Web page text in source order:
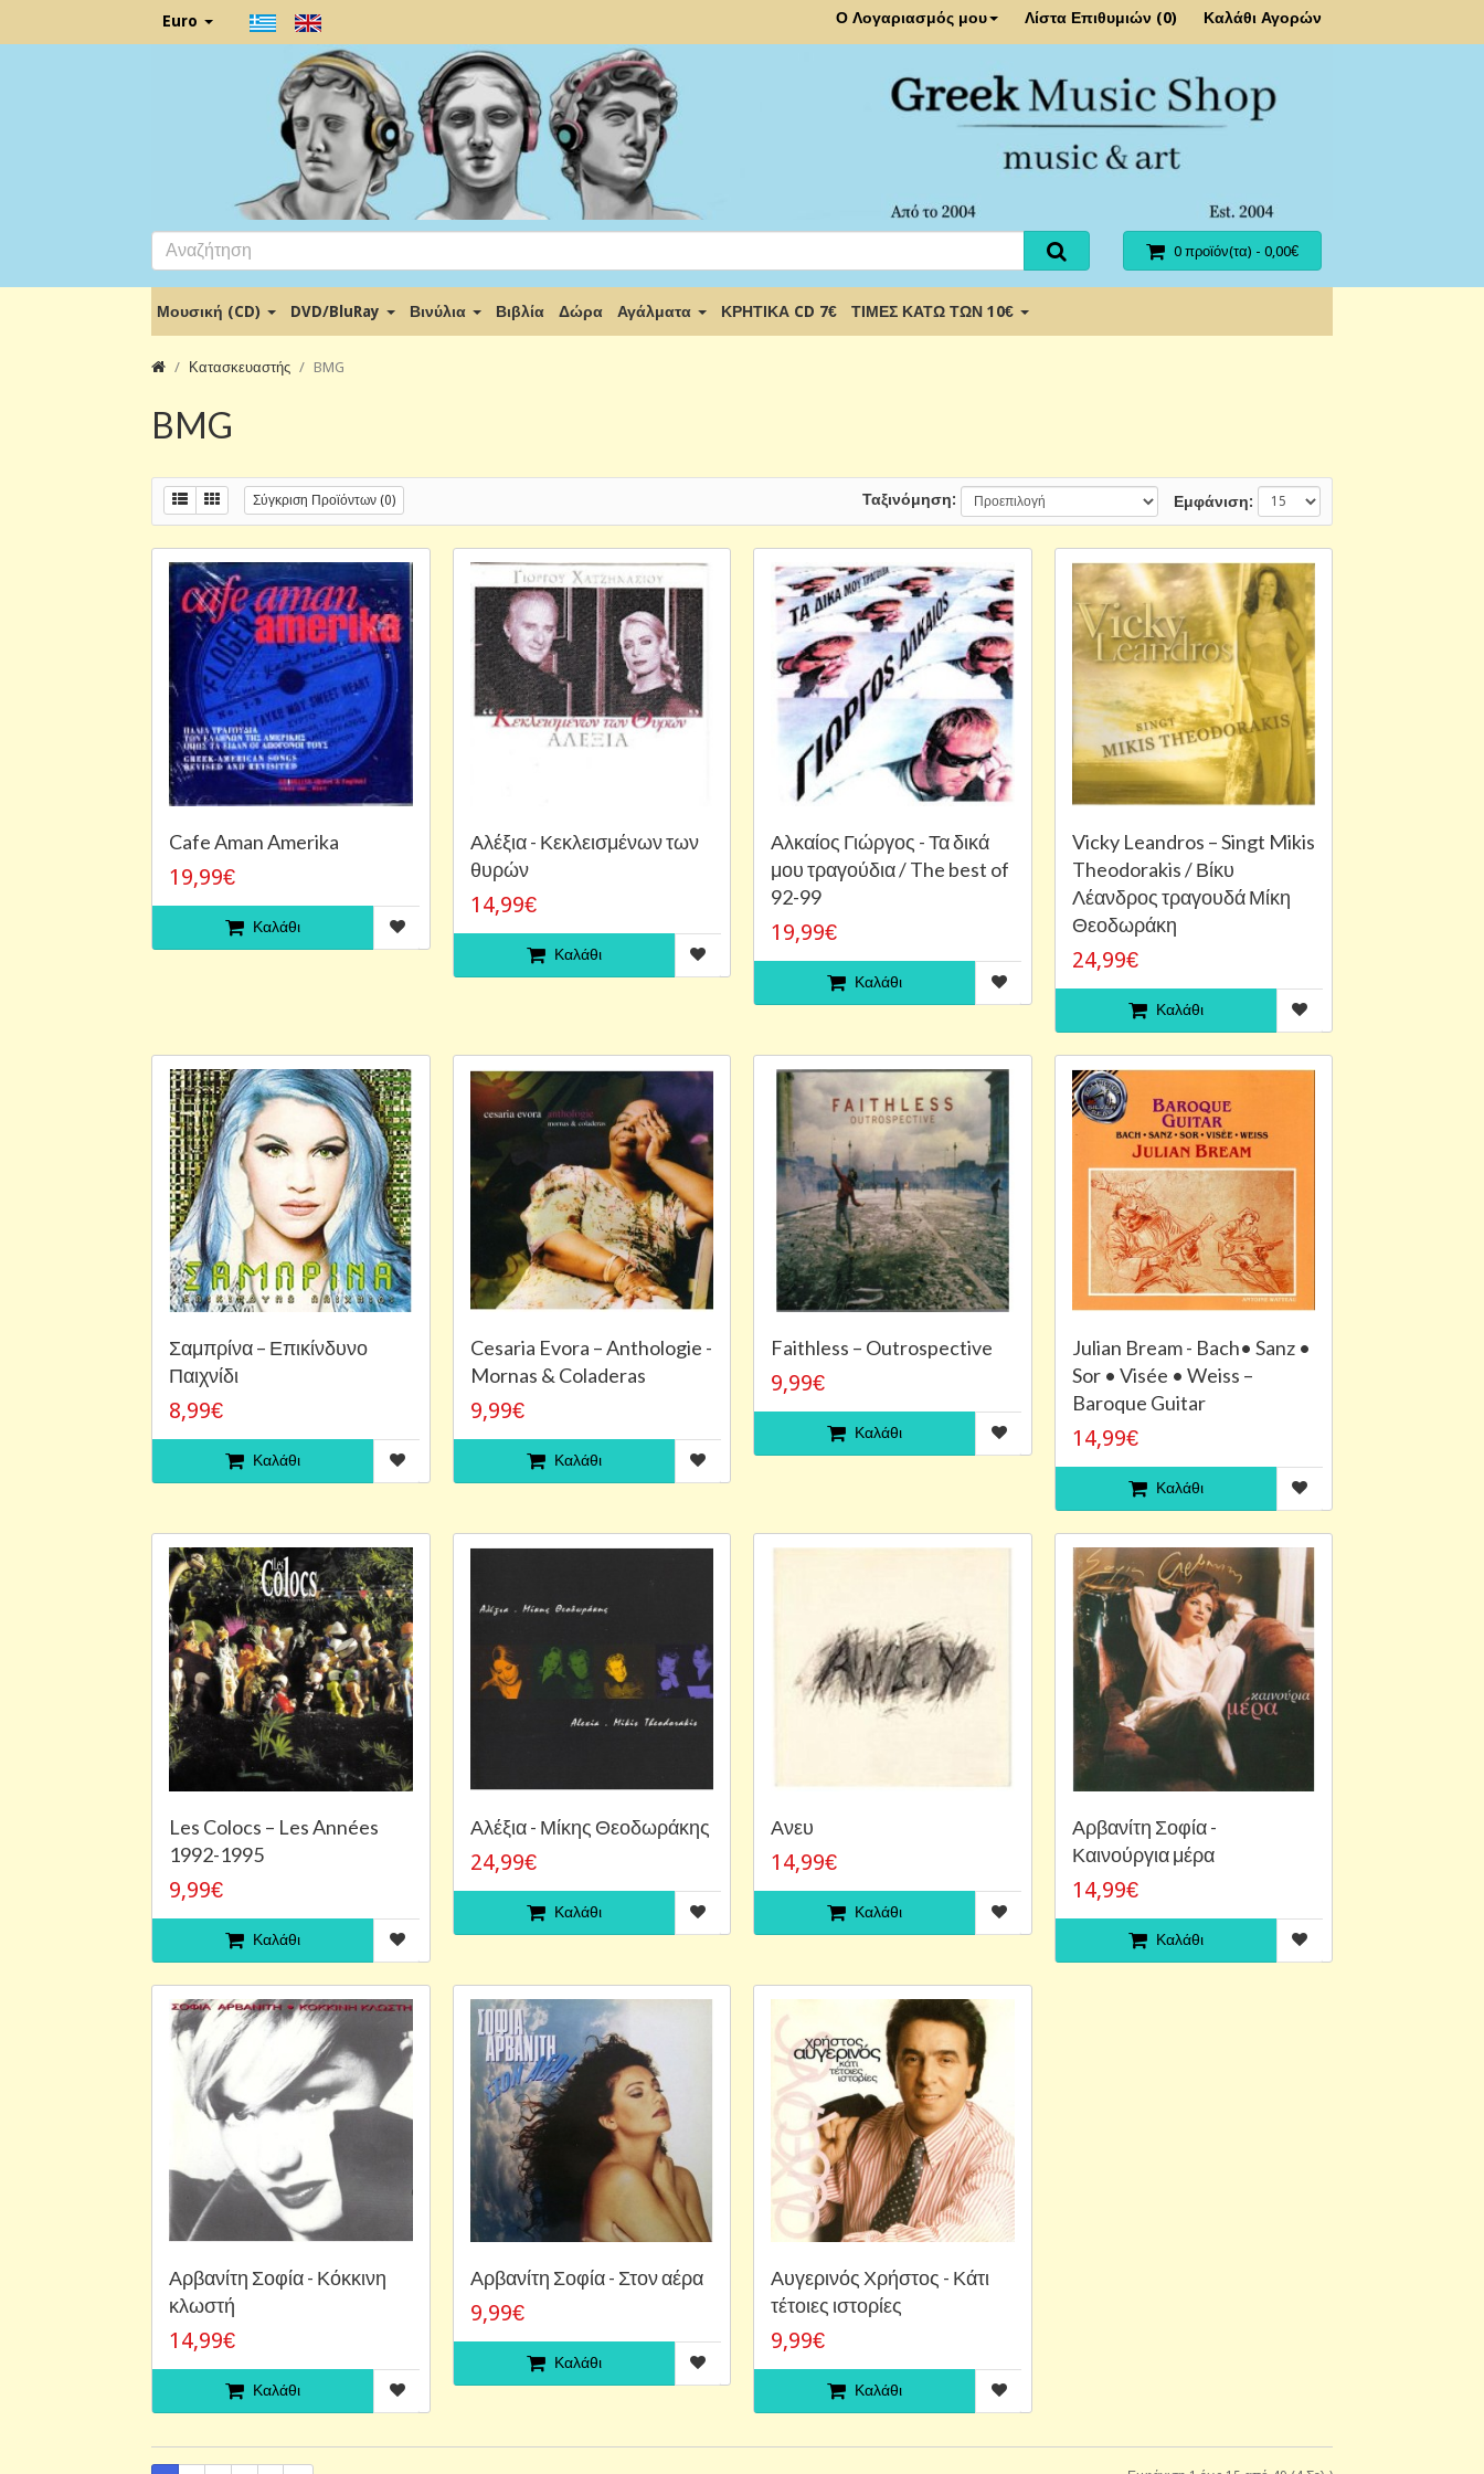
Euro Ο Λογαριασμός μου Λίστα Επιθυμιών (0) Καλάθι Αγορών
0 προϊόν(τα) - 0,00€
Μουσική (CD) DVD/BluRay Βινύλια Βιβλία Δώρα Αγάλματα ΚΡΗΤΙΚΑ CD 7€ ΤΙΜΕΣ ΚΑΤΩ ΤΩΝ 10€
Κατασκευαστής BMG
BMG
Σύγκριση Προϊόντων (0) Ταξινόμηση: Εμφάνιση:
Cafe Aman Amerika
19,99€
Καλάθι
Αλέξια - Κεκλεισμένων των
θυρών
14,99€
Καλάθι
Αλκαίος Γιώργος - Τα δικά
μου τραγούδια / The best of
92-99
19,99€
Καλάθι
Vicky Leandros ‎– Singt Mikis
Theodorakis / Βίκυ
Λέανδρος τραγουδά Μίκη
Θεοδωράκη
24,99€
Καλάθι
Σαμπρίνα ‎– Επικίνδυνο
Παιχνίδι
8,99€
Καλάθι
Cesaria Evora ‎– Anthologie -
Mornas & Coladeras
9,99€
Καλάθι
Faithless – Outrospective
9,99€
Καλάθι
Julian Bream - Bach• Sanz •
Sor • Visée • Weiss –
Baroque Guitar
14,99€
Καλάθι
Les Colocs – Les Années
1992-1995
9,99€
Καλάθι
Αλέξια - Μίκης Θεοδωράκης
24,99€
Καλάθι
Ανευ
14,99€
Καλάθι
Αρβανίτη Σοφία -
Καινούργια μέρα
14,99€
Καλάθι
Αρβανίτη Σοφία - Κόκκινη
κλωστή
14,99€
Καλάθι
Αρβανίτη Σοφία - Στον αέρα
9,99€
Καλάθι
Αυγερινός Χρήστος - Κάτι
τέτοιες ιστορίες
9,99€
Καλάθι